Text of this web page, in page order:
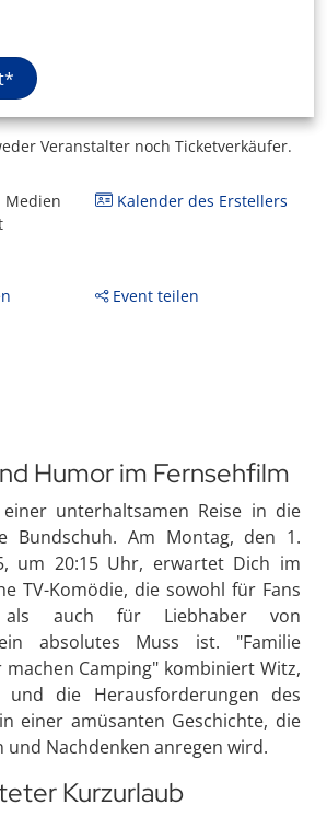
Veranstalter noch Ticketverkäufer.
Medien
Kalender des Erstellers
Event teilen
Humor im Fernsehfilm
unterhaltsamen Reise in die
Bundschuh. Am Montag, den 1.
um 20:15 Uhr, erwartet Dich im
TV-Komödie, die sowohl für Fans
auch für Liebhaber von
absolutes Muss ist. "Familie
machen Camping" kombiniert Witz,
und die Herausforderungen des
einer amüsanten Geschichte, die
und Nachdenken anregen wird.
Kurzurlaub